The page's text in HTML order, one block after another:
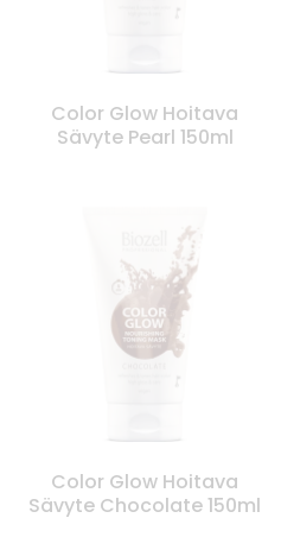
Color Glow Hoitava
Sävyte Pearl 150ml
Color Glow Hoitava
Sävyte Chocolate 150ml